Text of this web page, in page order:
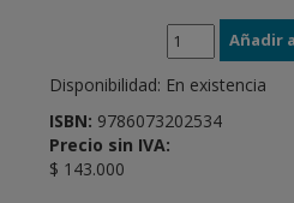
Disponibilidad: En existencia
ISBN: 9786073202534
Precio sin IVA:
$ 143.000